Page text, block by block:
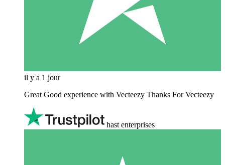
il y a 1 jour
Great Good experience with Vecteezy Thanks For Vecteezy
hast enterprises